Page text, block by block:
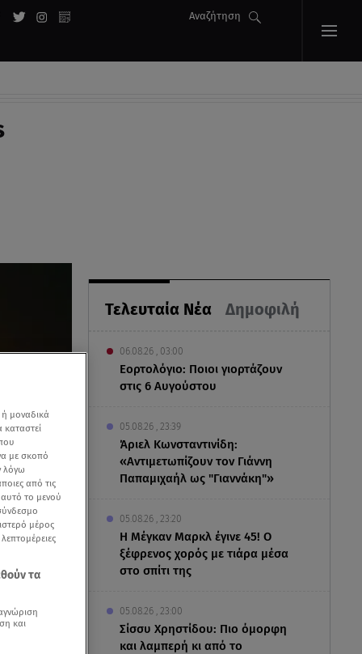
Αναζήτηση
Τελευταία Νέα Δημοφιλή
06.08.26 , 03:00
Εορτολόγιο: Ποιοι γιορτάζουν
στις 6 Αυγούστου
05.08.26 , 23:39
Άριελ Κωνσταντινίδη:
«Αντιμετωπίζουν τον Γιάννη
Παπαμιχαήλ ως "Γιαννάκη"»
05.08.26 , 23:20
Η Μέγκαν Μαρκλ έγινε 45! Ο
ξέφρενος χορός με τιάρα μέσα
στο σπίτι της
05.08.26 , 23:00
Σίσσυ Χρηστίδου: Πιο όμορφη
και λαμπερή κι από το
μοναδικά
με σκοπό
λόγω
από τις
αυτό το μενού
μέρος
τα
και